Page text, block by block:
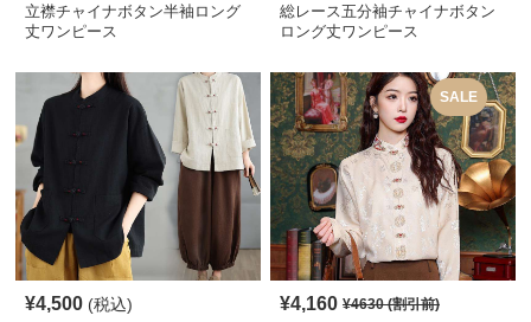
立襟チャイナボタン半袖ロング
丈ワンピース
総レース五分袖チャイナボタン
ロング丈ワンピース
¥4,500 (税込)
SALE
¥4,160 ¥4630(割引前)